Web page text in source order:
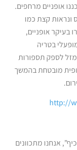
אופניים מרחפים.
ונראות קצת כמו
בעיקר אופניים,
בטריה
לספק תספורות
מובטחת בהמשך
http://
אנחנו מתכוונים